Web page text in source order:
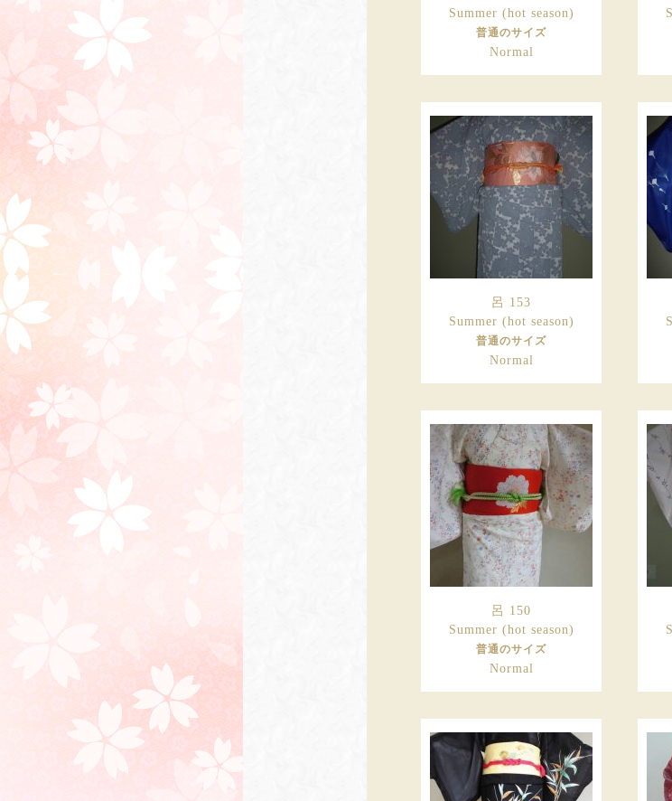
Summer (hot season)
普通のサイズ
Normal
呂 153
Summer (hot season)
普通のサイズ
Normal
呂 150
Summer (hot season)
普通のサイズ
Normal